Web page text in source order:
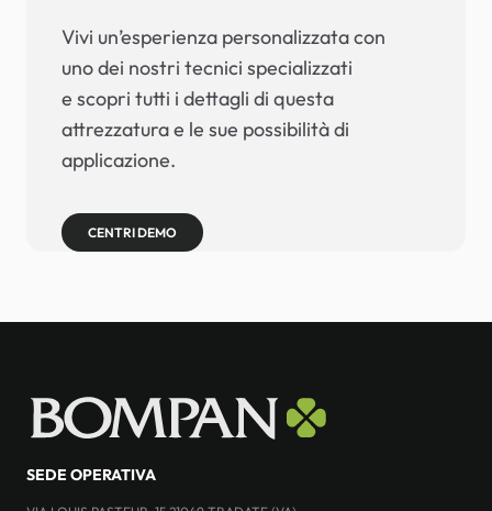
Vivi un’esperienza personalizzata con
uno dei nostri tecnici specializzati
e scopri tutti i dettagli di questa
attrezzatura e le sue possibilità di
applicazione.
CENTRI DEMO
SEDE OPERATIVA